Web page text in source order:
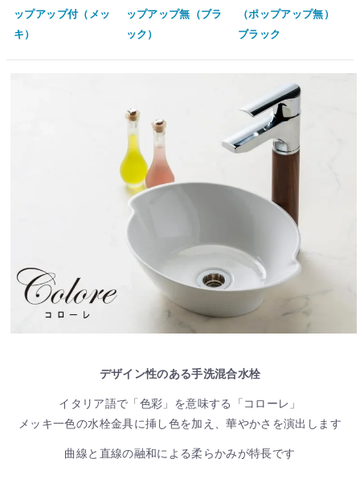
ップアップ付（メッ
キ）
ップアップ無（ブラ
ック）
（ポップアップ無）
ブラック
デザイン性のある手洗混合水栓
イタリア語で「色彩」を意味する「コローレ」
メッキ一色の水栓金具に挿し色を加え、華やかさを演出します
曲線と直線の融和による柔らかみが特長です